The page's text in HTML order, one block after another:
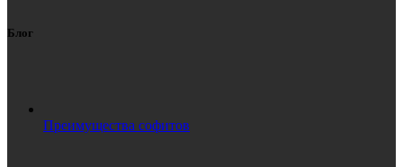
Блог
Преимущества софитов